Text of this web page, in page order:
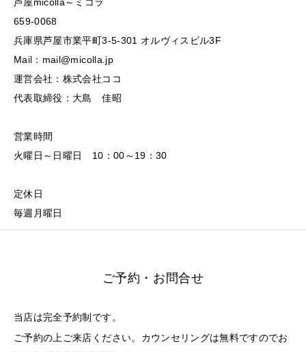
659-0068
兵庫県芦屋市業平町3-5-301 オルヴィスビル3F
Mail：mail@micolla.jp
運営会社：株式会社ココ
代表取締役：大島 佳昭
営業時間
火曜日～日曜日 10：00～19：30
定休日
毎週月曜日
ご予約・お問合せ
当店は完全予約制です。
ご予約の上ご来店ください。カウンセリングは無料ですのでお